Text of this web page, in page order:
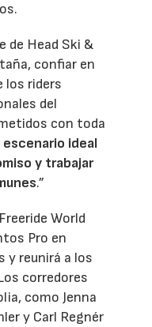
de Head Ski &
confiar en
los riders
del
con toda
escenario ideal
y trabajar
.”
World
Pro en
y reunirá a los
corredores
como Jenna
y Carl Regnér